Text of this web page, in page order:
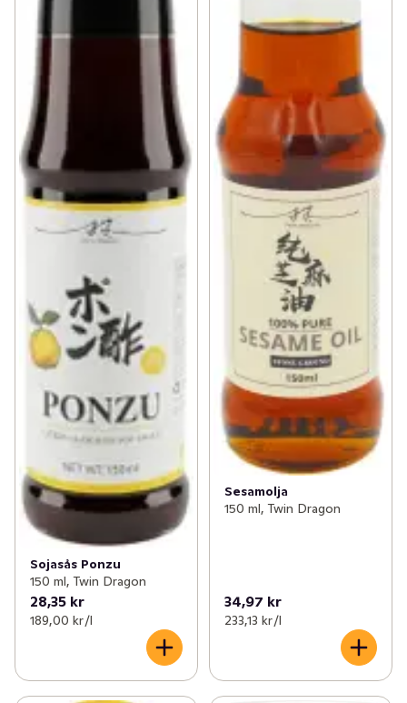
Sojasås Ponzu
150 ml, Twin Dragon
28,35 kr
189,00 kr /l
Sesamolja
150 ml, Twin Dragon
34,97 kr
233,13 kr /l